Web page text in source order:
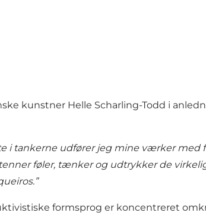
kunstner Helle Scharling-Todd i
i tankerne udfører jeg mine værker med
føler, tænker og udtrykker de
formsprog er koncentreret